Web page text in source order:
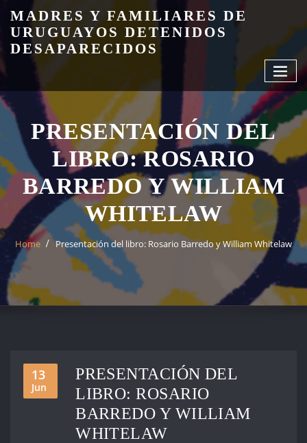
content
MADRES Y FAMILIARES DE
URUGUAYOS DETENIDOS
DESAPARECIDOS
PRESENTACIÓN DEL
LIBRO: ROSARIO
BARREDO Y WILLIAM
WHITELAW
Home Presentación del libro: Rosario Barredo y William Whitelaw
13
Jun
PRESENTACIÓN DEL
LIBRO: ROSARIO
BARREDO Y WILLIAM
WHITELAW